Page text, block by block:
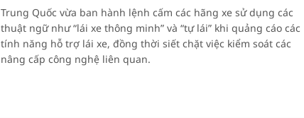
Trung Quốc vừa ban hành lệnh cấm các hãng xe sử dụng các
thuật ngữ như “lái xe thông minh” và “tự lái” khi quảng cáo các
tính năng hỗ trợ lái xe, đồng thời siết chặt việc kiểm soát các
nâng cấp công nghệ liên quan.